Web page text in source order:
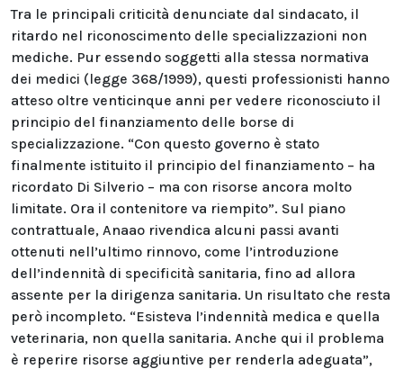
Tra le principali criticità denunciate dal sindacato, il
ritardo nel riconoscimento delle specializzazioni non
mediche. Pur essendo soggetti alla stessa normativa
dei medici (legge 368/1999), questi professionisti hanno
atteso oltre venticinque anni per vedere riconosciuto il
principio del finanziamento delle borse di
specializzazione. “Con questo governo è stato
finalmente istituito il principio del finanziamento – ha
ricordato Di Silverio – ma con risorse ancora molto
limitate. Ora il contenitore va riempito”. Sul piano
contrattuale, Anaao rivendica alcuni passi avanti
ottenuti nell’ultimo rinnovo, come l’introduzione
dell’indennità di specificità sanitaria, fino ad allora
assente per la dirigenza sanitaria. Un risultato che resta
però incompleto. “Esisteva l’indennità medica e quella
veterinaria, non quella sanitaria. Anche qui il problema
è reperire risorse aggiuntive per renderla adeguata”,